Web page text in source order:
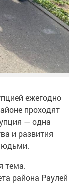
ежегодно
проходят
— одна
и развития
тема.
района Раулей